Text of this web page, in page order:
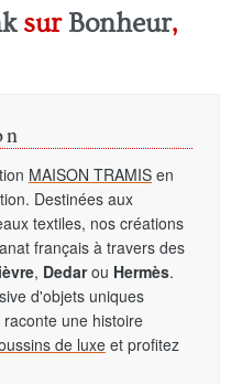
sur Bonheur,
MAISON TRAMIS en
Destinées aux
textiles, nos créations
français à travers des
, Dedarou Hermès.
d'objets uniques
une histoire
de luxe et profitez